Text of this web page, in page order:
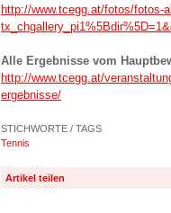
http://www.tcegg.at/fotos/fotos-
Alle Ergebnisse vom
http://www.tcegg.at/
ergebnisse/
STICHWORTE / TAGS
Tennis
Artikel teilen